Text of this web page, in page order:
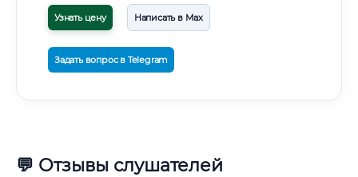
Узнать цену Написать в Max
Задать вопрос в Telegram
💬 Отзывы слушателей